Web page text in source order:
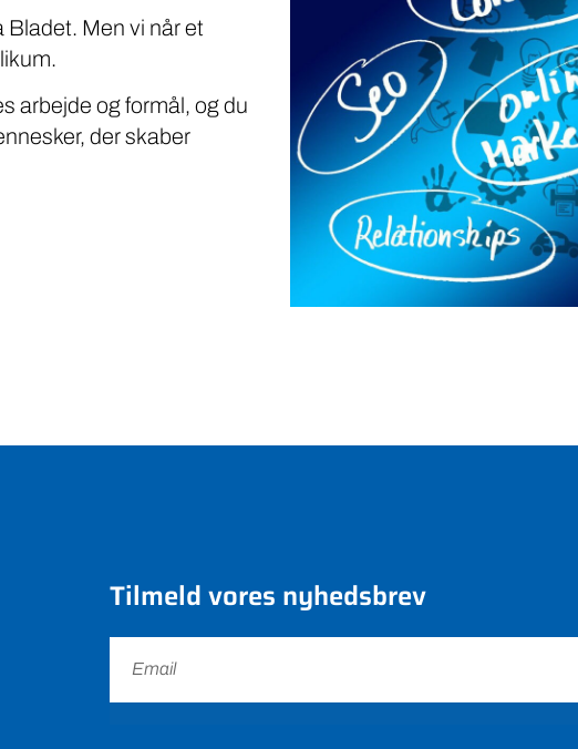
Bladet. Men vi når et
arbejde og formål, og du
der skaber
Tilmeld vores nyhedsbrev